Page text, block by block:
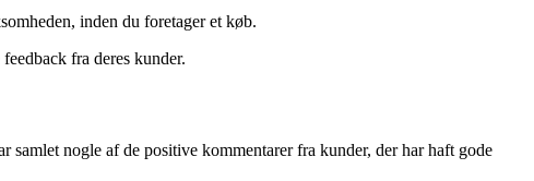
inden du foretager et køb.
fra deres kunder.
nogle af de positive kommentarer fra kunder, der har haft gode